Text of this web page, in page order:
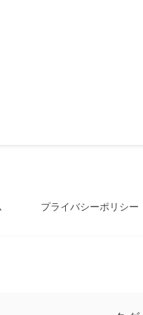
プライバシーポリシー